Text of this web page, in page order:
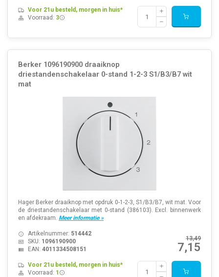
Voor 21u besteld, morgen in huis*
Voorraad: 3
Berker 1096190900 draaiknop
driestandenschakelaar 0-stand 1-2-3 S1/B3/B7 wit
mat
Hager Berker draaiknop met opdruk 0-1-2-3, S1/B3/B7, wit mat. Voor
de driestandenschakelaar met 0-stand (386103). Excl. binnenwerk
en afdekraam. Meer informatie »
13,49
7,15
Artikelnummer: 514442
SKU: 1096190900
EAN: 4011334508151
Voor 21u besteld, morgen in huis*
Voorraad: 1